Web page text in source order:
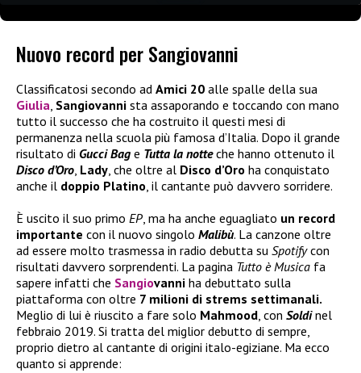
Nuovo record per Sangiovanni
Classificatosi secondo ad Amici 20 alle spalle della sua
Giulia, Sangiovanni sta assaporando e toccando con mano
tutto il successo che ha costruito il questi mesi di
permanenza nella scuola più famosa d’Italia. Dopo il grande
risultato di Gucci Bag e Tutta la notteche hanno ottenuto il
Disco d’Oro, Lady, che oltre al Disco d’Oro ha conquistato
anche il doppio Platino, il cantante può davvero sorridere.
È uscito il suo primo EP, ma ha anche eguagliato un record
importante con il nuovo singolo Malibù. La canzone oltre
ad essere molto trasmessa in radio debutta su Spotifycon
risultati davvero sorprendenti. La pagina Tutto è Musica fa
sapere infatti che Sangiovanni ha debuttato sulla
piattaforma con oltre 7 milioni di strems settimanali.
Meglio di lui è riuscito a fare solo Mahmood, con Soldinel
febbraio 2019. Si tratta del miglior debutto di sempre,
proprio dietro al cantante di origini italo-egiziane. Ma ecco
quanto si apprende: